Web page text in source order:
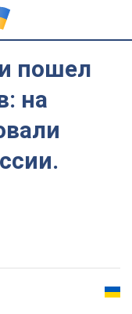
пошел
на